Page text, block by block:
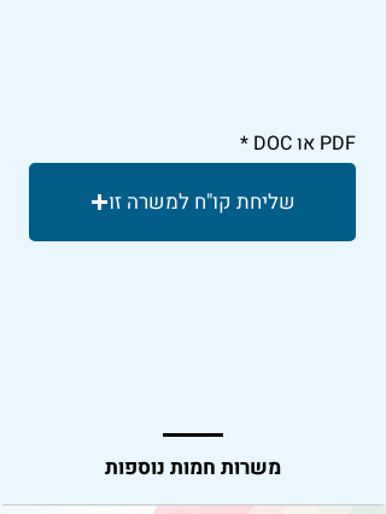
PDF או DOC
שליחת קו"ח למשרה זו
משרות חמות נוספות